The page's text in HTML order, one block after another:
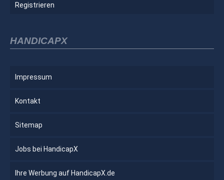
Registrieren
HANDICAPX
Impressum
Kontakt
Sitemap
Jobs bei HandicapX
Ihre Werbung auf HandicapX.de